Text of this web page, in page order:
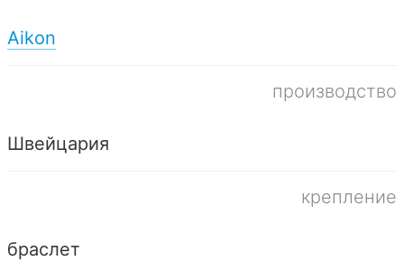
Aikon
производство
Швейцария
крепление
браслет